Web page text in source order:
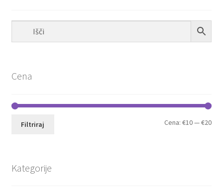
Cena
Min
Max
Filtriraj Cena:€10—€20
Kategorije